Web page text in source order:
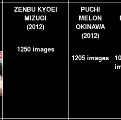
ZENBU KYÔEI
MIZUGI
(2012)
1250 images
PUCHI
MELON
OKINAWA
(2012)
1205 images